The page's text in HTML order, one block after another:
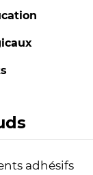
adhésifs